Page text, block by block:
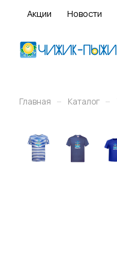
Акции Новости
Главная – Каталог –